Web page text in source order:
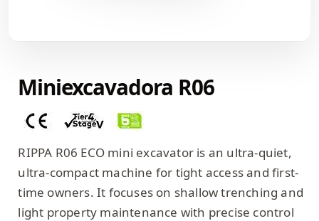
Miniexcavadora R06
RIPPA R06 ECO mini excavator is an ultra-quiet,
ultra-compact machine for tight access and first-
time owners. It focuses on shallow trenching and
light property maintenance with precise control